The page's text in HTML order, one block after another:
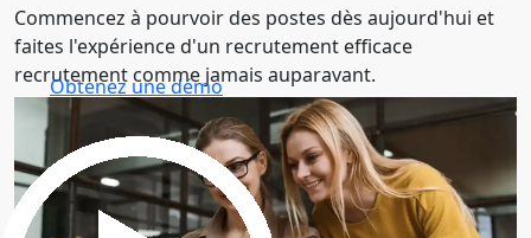
Commencez à pourvoir des postes dès aujourd'hui et
faites l'expérience d'un recrutement efficace
recrutement comme jamais auparavant.
Obtenez une démo
30 minutes pour découvrir le logiciel.